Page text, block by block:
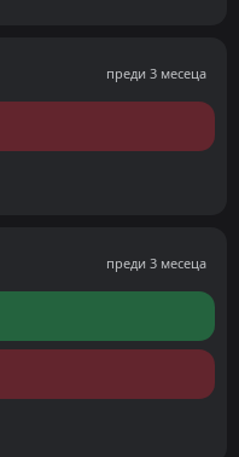
преди 3 месеца
преди 3 месеца